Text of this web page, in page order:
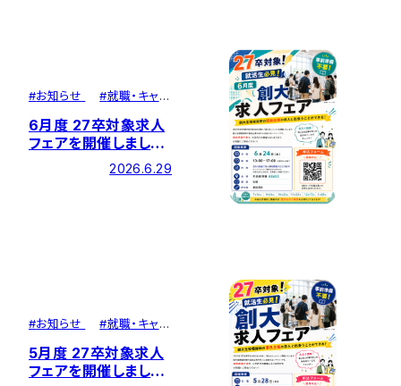
#お知らせ #就職・キャリ
ア
6月度 27卒対象求人
フェアを開催しまし
2026.6.29
#お知らせ #就職・キャリ
5月度 27卒対象求人
フェアを開催しまし